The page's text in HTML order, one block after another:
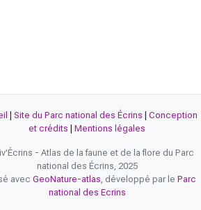
Site du Parc national des Écrins
Conception
et crédits
Mentions légales
- Atlas de la faune et de la flore du Parc
national des Écrins, 2025
avec GeoNature-atlas, développé par le Parc
national des Ecrins